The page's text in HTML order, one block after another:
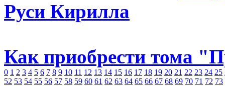
Руси Кирилла
Как приобрести тома
0 1 2 3 4 5 6 7 8 9 10 11 12 13 14 15 16 17 18 19 20 21 22 23 24 25
52 53 54 55 56 57 58 59 60 61 62 63 64 65 66 67 68 69 70 71 72 73